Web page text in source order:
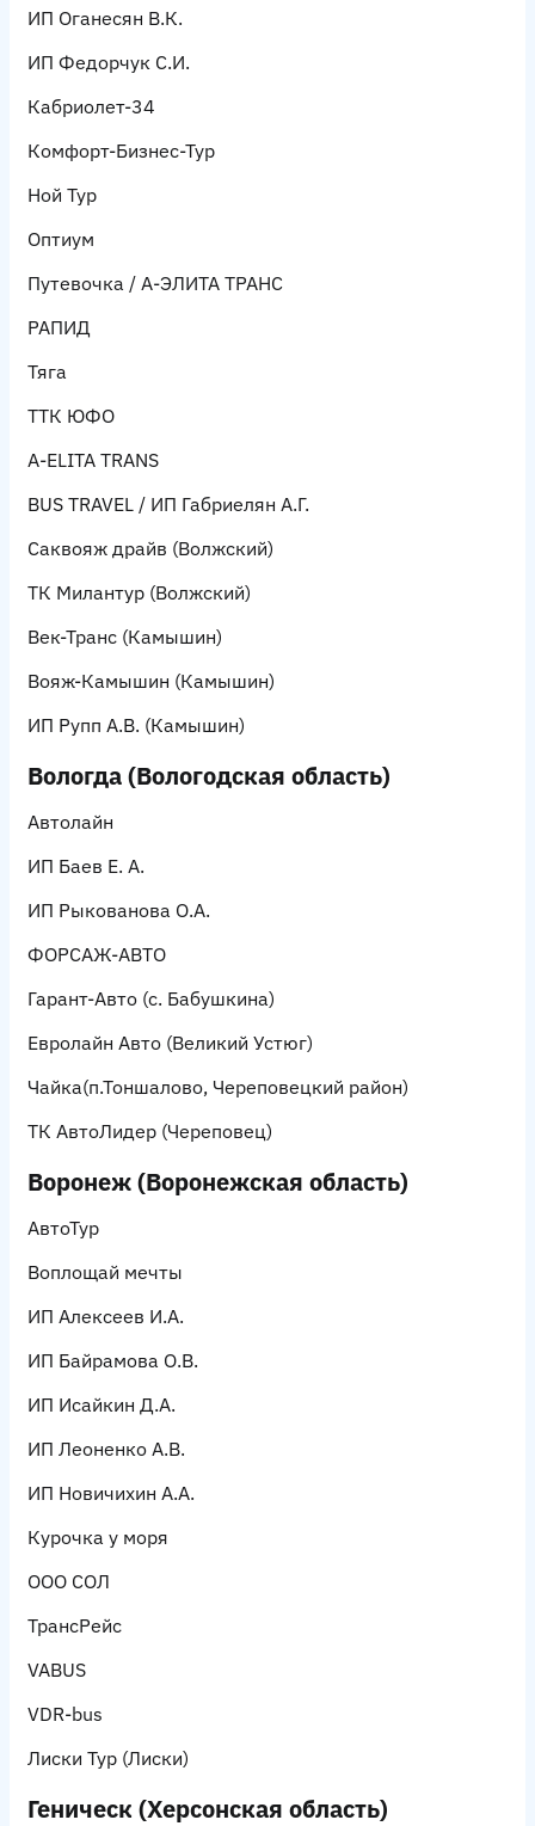
ИП Оганесян В.К.
ИП Федорчук С.И.
Кабриолет-34
Комфорт-Бизнес-Тур
Ной Тур
Оптиум
Путевочка / А-ЭЛИТА TPAHC
РАПИД
Тяга
ТТК ЮФО
A-ELITA TRANS
BUS TRAVEL / ИП Габриелян А.Г.
Саквояж драйв (Волжский)
ТК Милантур (Волжский)
Век-Транс (Камышин)
Вояж-Камышин (Камышин)
ИП Рупп А.В. (Камышин)
Вологда (Вологодская область)
Автолайн
ИП Баев Е. А.
ИП Рыкованова О.А.
ФОРСАЖ-АВТО
Гарант-Авто (с. Бабушкина)
Евролайн Авто (Великий Устюг)
Чайка(п.Тоншалово, Череповецкий район)
ТК АвтоЛидер (Череповец)
Воронеж (Воронежская область)
АвтоТур
Воплощай мечты
ИП Алексеев И.А.
ИП Байрамова О.В.
ИП Исайкин Д.А.
ИП Леоненко А.В.
ИП Новичихин А.А.
Курочка у моря
ООО СОЛ
ТрансРейс
VABUS
VDR-bus
Лиски Тур (Лиски)
Геническ (Херсонская область)